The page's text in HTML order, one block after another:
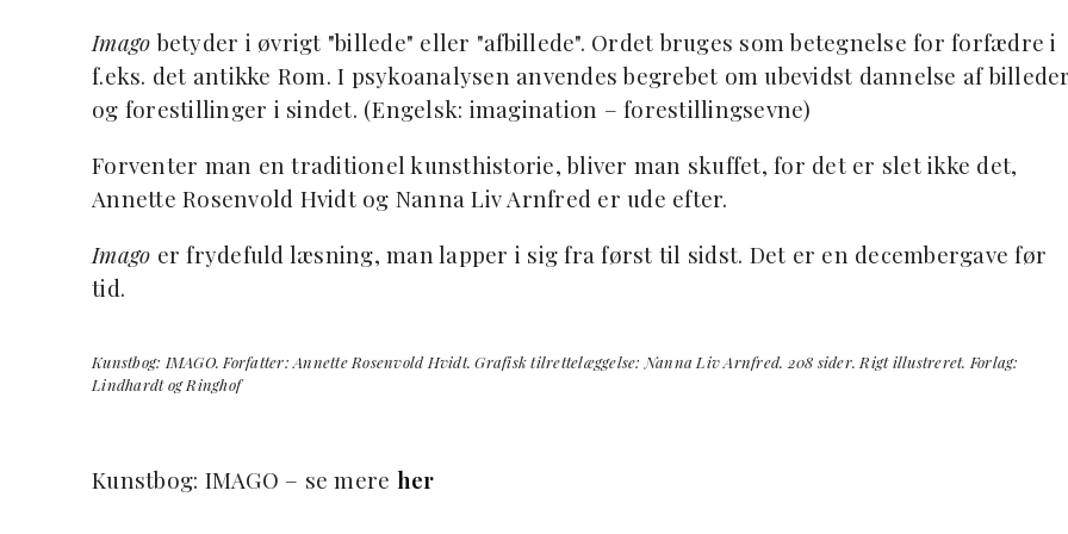
Imago betyder i øvrigt "billede" eller "afbillede". Ordet bruges som betegnelse for forfædre i
f.eks. det antikke Rom. I psykoanalysen anvendes begrebet om ubevidst dannelse af
og forestillinger i sindet. (Engelsk: imagination – forestillingsevne)
Forventer man en traditionel kunsthistorie, bliver man skuffet, for det er slet ikke det,
Annette Rosenvold Hvidt og Nanna Liv Arnfred er ude efter.
Imago er frydefuld læsning, man lapper i sig fra først til sidst. Det er en decembergave før
tid.
Kunstbog: IMAGO. Forfatter: Annette Rosenvold Hvidt. Grafisk tilrettelæggelse: Nanna Liv Arnfred. 208 sider. Rigt illustreret. Forlag:
Lindhardt og Ringhof
Kunstbog: IMAGO – se mere her